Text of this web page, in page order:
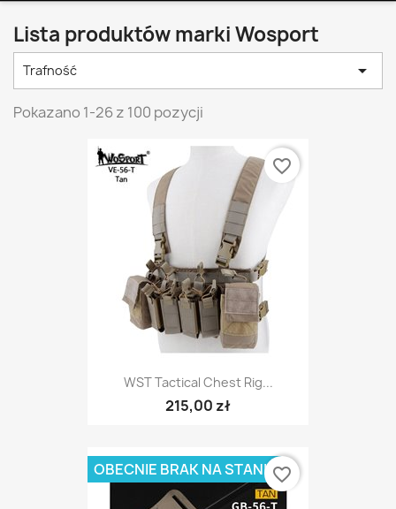
Lista produktów marki Wosport
Trafność 
Pokazano 1-26 z 100 pozycji
WST Tactical Chest Rig...
215,00 zł
favorite_border
OBECNIE BRAK NA STANIEfavorite_border